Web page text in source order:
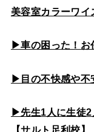
美容室カラーワイ
▶車の困った！お
▶目の不快感や不
▶先生1人に生徒
【サルト足利校】